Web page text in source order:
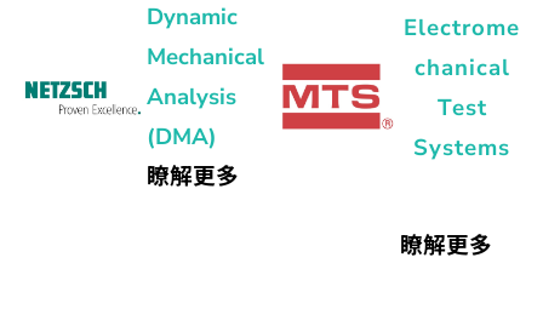
Dynamic
Mechanical
Analysis
(DMA)
瞭解更多
Electrome
chanical
Test
Systems
瞭解更多